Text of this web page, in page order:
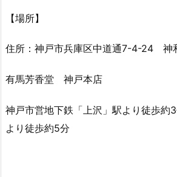
【場所】
住所：神戸市兵庫区中道通7-4-24 神
有馬芳香堂 神戸本店
神戸市営地下鉄「上沢」駅より徒歩約
より徒歩約5分